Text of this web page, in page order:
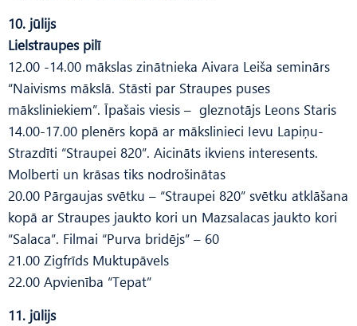
10. jūlijs
Lielstraupes pilī
12.00 -14.00 mākslas zinātnieka Aivara Leiša seminārs
“Naivisms mākslā. Stāsti par Straupes puses
māksliniekiem”. Īpašais viesis – gleznotājs Leons Staris
14.00-17.00 plenērs kopā ar mākslinieci Ievu Lapiņu-
Strazdīti “Straupei 820”. Aicināts ikviens interesents.
Molberti un krāsas tiks nodrošinātas
20.00 Pārgaujas svētku – “Straupei 820” svētku atklāšana
kopā ar Straupes jaukto kori un Mazsalacas jaukto kori
“Salaca”. Filmai “Purva bridējs” – 60
21.00 Zigfrīds Muktupāvels
22.00 Apvienība “Tepat”
11. jūlijs